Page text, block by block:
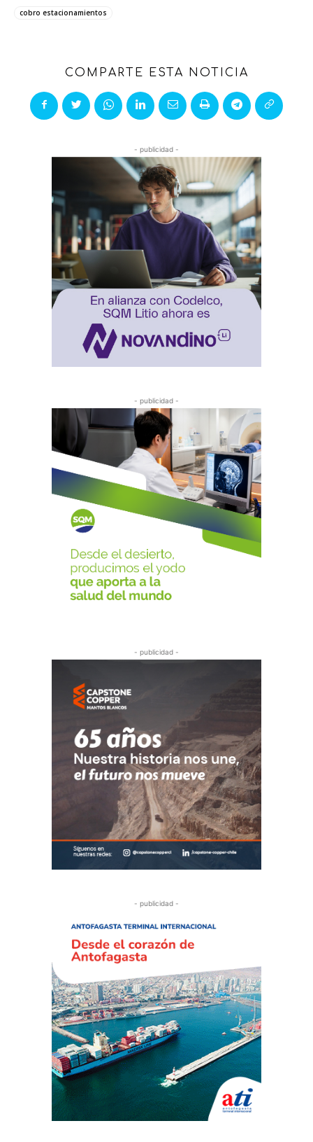
cobro estacionamientos
COMPARTE ESTA NOTICIA
- publicidad -
- publicidad -
- publicidad -
- publicidad -